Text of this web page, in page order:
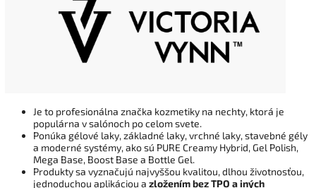
Je to profesionálna značka kozmetiky na nechty, ktorá je
populárna v salónoch po celom svete.
Ponúka gélové laky, základné laky, vrchné laky, stavebné gély
a moderné systémy, ako sú PURE Creamy Hybrid, Gel Polish,
Mega Base, Boost Base a Bottle Gel.
Produkty sa vyznačujú najvyššou kvalitou, dlhou životnosťou,
jednoduchou aplikáciou a zložením bez TPO a iných